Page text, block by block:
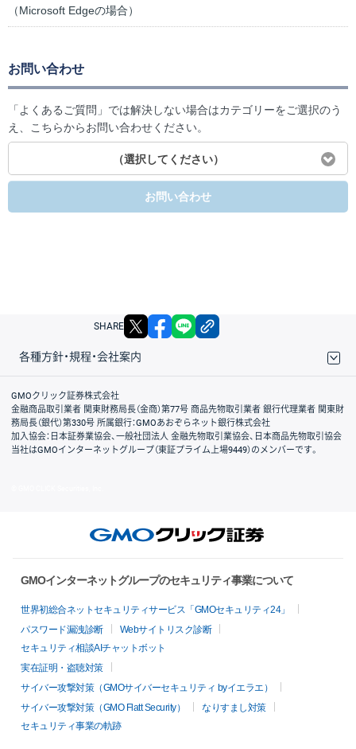
（Microsoft Edgeの場合）
お問い合わせ
「よくあるご質問」では解決しない場合はカテゴリーをご選択のう
え、こちらからお問い合わせください。
（選択してください）
お問い合わせ
SHARE X facebook
各種方針・規程・会社案内
取引規程・約款
サイトマップ
その他のご案内
個人情報保護方針
最良執行方針
サイトのご利用について
ディスクレイマー
信託保全
リスク説明
会社案内
GMOクリック証券株式会社
金融商品取引業者 関東財務局長（金商）第77号 商品先物取引業者 銀行代理業者 関東財
務局長（銀代）第330号 所属銀行：GMOあおぞらネット銀行株式会社
加入協会：日本証券業協会、一般社団法人 金融先物取引業協会、日本商品先物取引協会
当社はGMOインターネットグループ（東証プライム上場9449）のメンバーです。
GMOインターネットグループのセキュリティ事業について
世界初総合ネットセキュリティサービス「GMOセキュリティ24」
パスワード漏洩診断
Webサイトリスク診断
セキュリティ相談AIチャットボット
実在証明・盗聴対策
サイバー攻撃対策（GMOサイバーセキュリティ byイエラエ）
サイバー攻撃対策（GMO Flatt Security）
なりすまし対策
セキュリティ事業の軌跡